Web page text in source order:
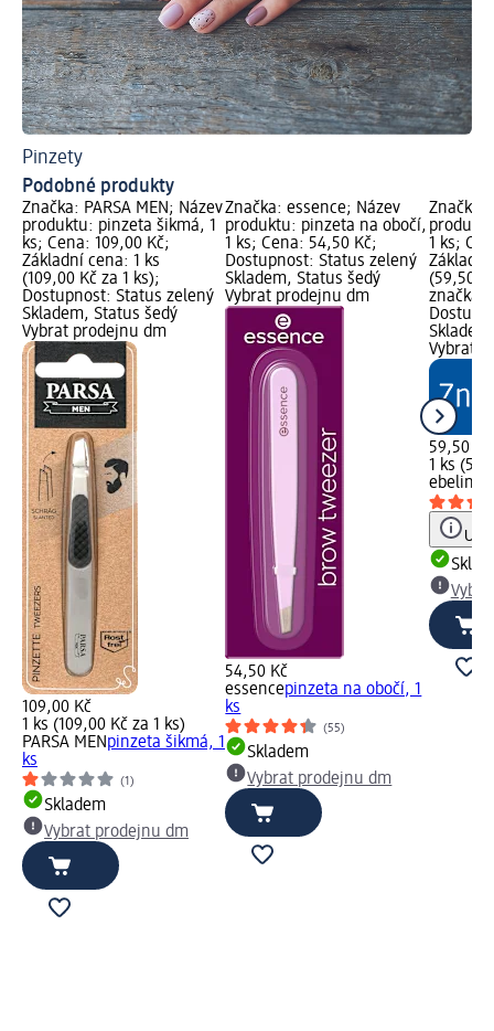
Pinzety
Podobné produkty
Značka: PARSA MEN; Název
produktu: pinzeta šikmá, 1
ks; Cena: 109,00 Kč;
Základní cena: 1 ks
(109,00 Kč za 1 ks);
Dostupnost: Status zelený
Skladem, Status šedý
Vybrat prodejnu dm
109,00 Kč
1 ks (109,00 Kč za 1 ks)
PARSA MENpinzeta šikmá, 1
ks
(1)
Skladem
Vybrat prodejnu dm
Značka: essence; Název
produktu: pinzeta na obočí,
1 ks; Cena: 54,50 Kč;
Dostupnost: Status zelený
Skladem, Status šedý
Vybrat prodejnu dm
54,50 Kč
essencepinzeta na obočí, 1
ks
(55)
Skladem
Vybrat prodejnu dm
Značka:
1 ks;
Základní
(59,50
značka
Vybrat
59,50 Kč
1 ks
ebelin